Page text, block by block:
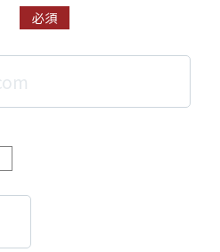
必須